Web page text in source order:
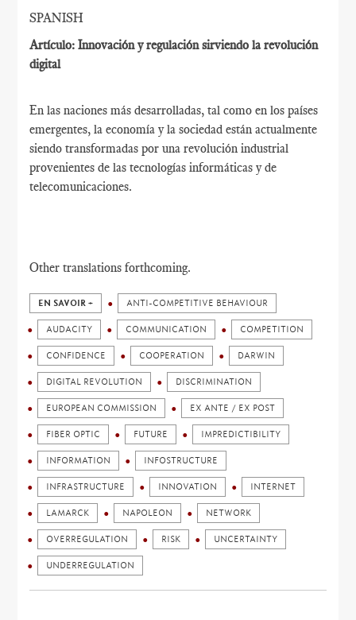
SPANISH
Artículo: Innovación y regulación sirviendo la revolución
digital
En las naciones más desarrolladas, tal como en los países
emergentes, la economía y la sociedad están actualmente
siendo transformadas por una revolución industrial
provenientes de las tecnologías informáticas y de
telecomunicaciones.
Other translations forthcoming.
EN SAVOIR + ANTI-COMPETITIVE BEHAVIOUR
AUDACITY COMMUNICATION COMPETITION
CONFIDENCE COOPERATION DARWIN
DIGITAL REVOLUTION DISCRIMINATION
EUROPEAN COMMISSION EX ANTE / EX POST
FIBER OPTIC FUTURE IMPREDICTIBILITY
INFORMATION INFOSTRUCTURE
INFRASTRUCTURE INNOVATION INTERNET
LAMARCK NAPOLEON NETWORK
OVERREGULATION RISK UNCERTAINTY
UNDERREGULATION